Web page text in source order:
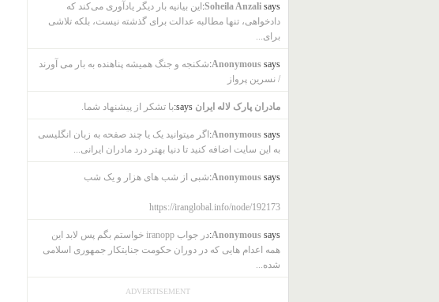
Soheila Anzalisays:
این بیانیه بار دیگر یادآوری می‌کند که
دادخواهی، تنها مطالبه عدالت برای گذشته نیست، بلکه تلاشی
برای...
Anonymoussays:
شکنجه و جنگ همیشه پناهنده به بار می آورند
/ نسرین پرواز
مادران پارک لاله ایران says: با تشکر از پیشنهاد شما.
Anonymoussays:
اگر میتوانید یک یا چند صفحه به زبان انگلیسی
به این سایت اضافه کنید تا دنیا بهتر درد مادران ایرانی...
Anonymoussays: شبی از شب های هزار و یک شب
https://iranglobal.info/node/192173
Anonymoussays:
در جواب iranopp خواستم بگم پس لابد این
همه اعدام هایی که در دوران حکومت جنایتکار جمهوری اسلامی
شده...
ADVERTISEMENT